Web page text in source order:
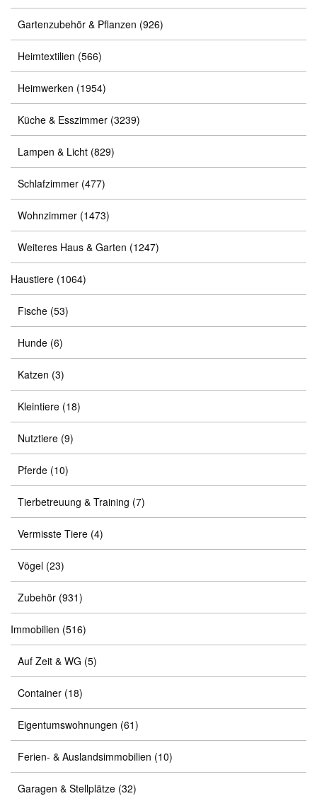
Gartenzubehör & Pflanzen (926)
Heimtextilien (566)
Heimwerken (1954)
Küche & Esszimmer (3239)
Lampen & Licht (829)
Schlafzimmer (477)
Wohnzimmer (1473)
Weiteres Haus & Garten (1247)
Haustiere (1064)
Fische (53)
Hunde (6)
Katzen (3)
Kleintiere (18)
Nutztiere (9)
Pferde (10)
Tierbetreuung & Training (7)
Vermisste Tiere (4)
Vögel (23)
Zubehör (931)
Immobilien (516)
Auf Zeit & WG (5)
Container (18)
Eigentumswohnungen (61)
Ferien- & Auslandsimmobilien (10)
Garagen & Stellplätze (32)